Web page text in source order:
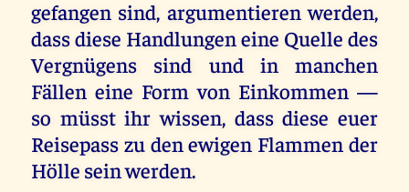
gefangen sind, argumentieren werden,
dass diese Handlungen eine Quelle des
Vergnügens sind und in manchen
Fällen eine Form von Einkommen —
so müsst ihr wissen, dass diese euer
Reisepass zu den ewigen Flammen der
Hölle sein werden.